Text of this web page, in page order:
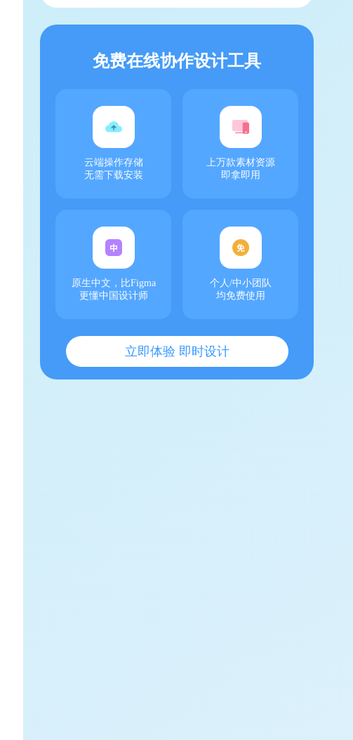
免费在线协作设计工具
云端操作存储
无需下载安装
上万款素材资源
即拿即用
原生中文，比Figma
更懂中国设计师
个人/中小团队
均免费使用
立即体验 即时设计